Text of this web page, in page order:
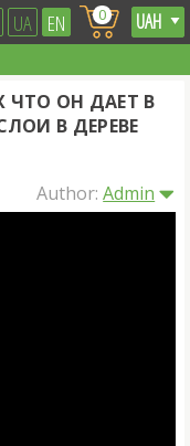
UA EN 0
ЧТО ОН ДАЕТ В
В ДЕРЕВЕ
Author:Admin